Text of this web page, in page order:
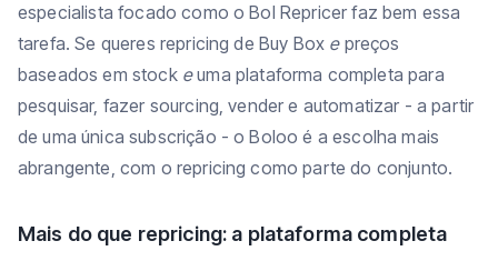
especialista focado como o Bol Repricer faz bem essa
tarefa. Se queres repricing de Buy Box epreços
baseados em stock euma plataforma completa para
pesquisar, fazer sourcing, vender e automatizar - a partir
de uma única subscrição - o Boloo é a escolha mais
abrangente, com o repricing como parte do conjunto.
Mais do que repricing: a plataforma completa